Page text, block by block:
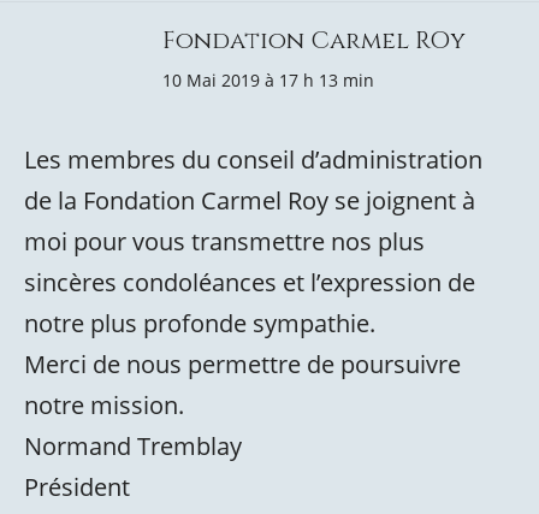
Fondation Carmel ROy
10 Mai 2019 à 17 h 13 min
Les membres du conseil d’administration
de la Fondation Carmel Roy se joignent à
moi pour vous transmettre nos plus
sincères condoléances et l’expression de
notre plus profonde sympathie.
Merci de nous permettre de poursuivre
notre mission.
Normand Tremblay
Président